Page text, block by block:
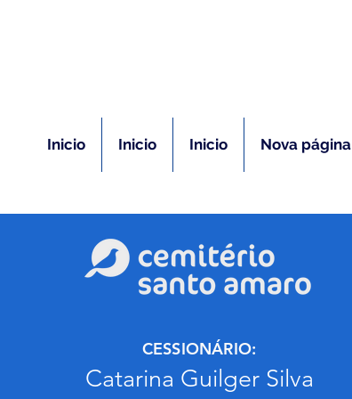
Inicio Inicio Inicio Nova página
CESSIONÁRIO:
Catarina Guilger Silva